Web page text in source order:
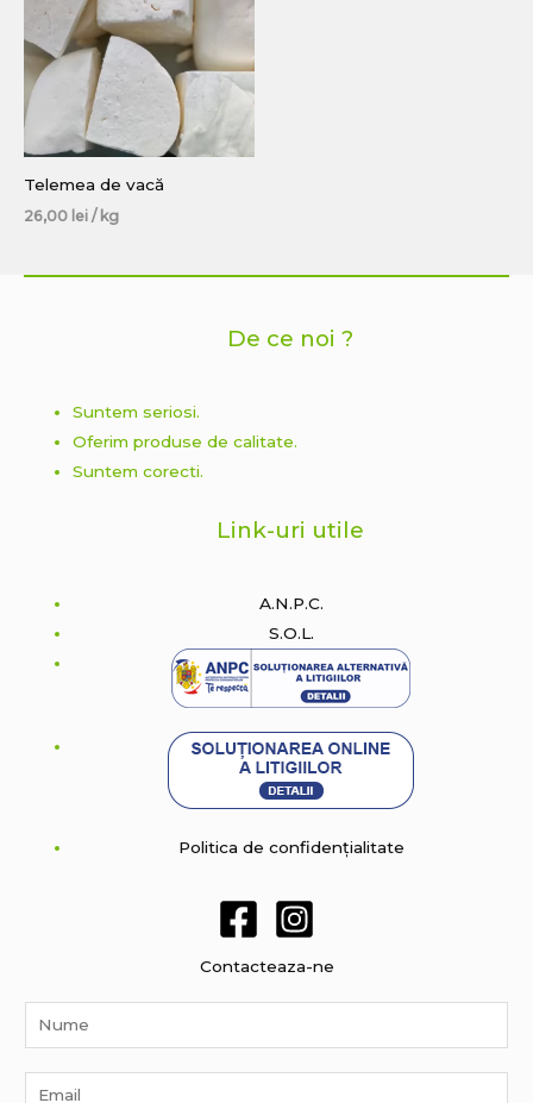
Telemea de vacă
26,00 lei / kg
De ce noi ?
Suntem seriosi.
Oferim produse de calitate.
Suntem corecti.
Link-uri utile
A.N.P.C.
S.O.L.
Politica de confidențialitate
Contacteaza-ne
a
m